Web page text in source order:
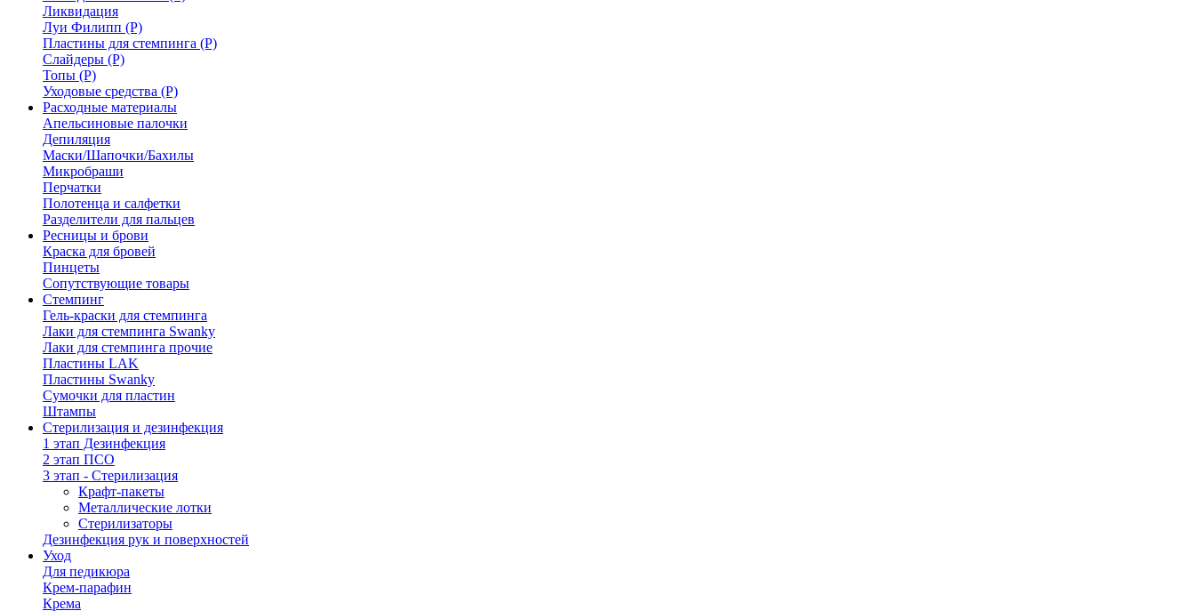
Ликвидация
Луи Филипп (Р)
Пластины для стемпинга (Р)
Слайдеры (Р)
Топы (Р)
Уходовые средства (Р)
Расходные материалы
Апельсиновые палочки
Депиляция
Маски/Шапочки/Бахилы
Микробраши
Перчатки
Полотенца и салфетки
Разделители для пальцев
Ресницы и брови
Краска для бровей
Пинцеты
Сопутствующие товары
Стемпинг
Гель-краски для стемпинга
Лаки для стемпинга Swanky
Лаки для стемпинга прочие
Пластины LAK
Пластины Swanky
Сумочки для пластин
Штампы
Стерилизация и дезинфекция
1 этап Дезинфекция
2 этап ПСО
3 этап - Стерилизация
Крафт-пакеты
Металлические лотки
Стерилизаторы
Дезинфекция рук и поверхностей
Уход
Для педикюра
Крем-парафин
Крема